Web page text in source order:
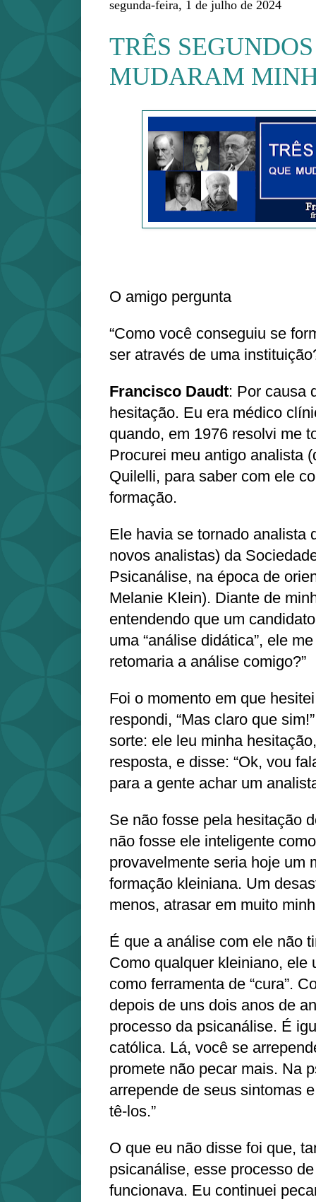
segunda-feira, 1 de julho de 2024
TRÊS
MUDARAM
O amigo pergunta
“Como você conseguiu se
ser através de uma
Francisco Daudt: Por causa
hesitação. Eu era médico
quando, em 1976 resolvi me
Procurei meu antigo analista
Quilelli, para saber com ele
formação.
Ele havia se tornado analista
novos analistas) da
Psicanálise, na época de
Melanie Klein). Diante de
entendendo que um
uma “análise didática”, ele
retomaria a análise comigo?”
Foi o momento em que
respondi, “Mas claro que
sorte: ele leu minha
resposta, e disse: “Ok, vou
para a gente achar um
Se não fosse pela hesitação
não fosse ele inteligente
provavelmente seria hoje um
formação kleiniana. Um
menos, atrasar em muito
É que a análise com ele não
Como qualquer kleiniano, ele
como ferramenta de “cura”.
depois de uns dois anos de
processo da psicanálise. É
católica. Lá, você se
promete não pecar mais. Na
arrepende de seus sintomas
tê-los.”
O que eu não disse foi que,
psicanálise, esse processo de
funcionava. Eu continuei